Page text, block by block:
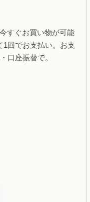
すぐお買い物が可能
1回でお支払い。お支
口座振替で。